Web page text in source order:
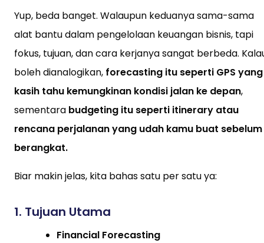
Yup, beda banget. Walaupun keduanya sama-sama
alat bantu dalam pengelolaan keuangan bisnis, tapi
fokus, tujuan, dan cara kerjanya sangat berbeda.
boleh dianalogikan, forecasting itu seperti GPS yang
kasih tahu kemungkinan kondisi jalan ke depan,
sementara budgeting itu seperti itinerary atau
rencana perjalanan yang udah kamu buat sebelum
berangkat.
Biar makin jelas, kita bahas satu per satu ya:
1. Tujuan Utama
Financial Forecasting